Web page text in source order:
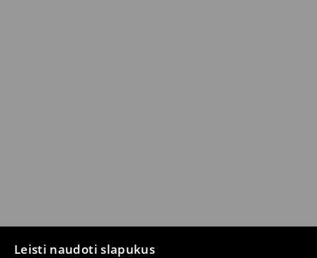
Leisti naudoti slapukus